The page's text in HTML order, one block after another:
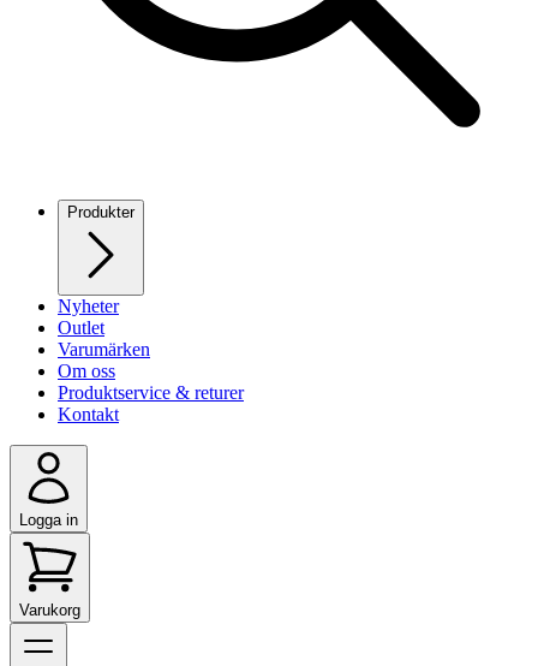
Produkter
Nyheter
Outlet
Varumärken
Om oss
Produktservice & returer
Kontakt
Logga in
Varukorg